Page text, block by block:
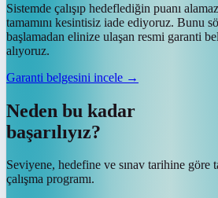
Sistemde çalışıp hedeflediğin puanı
tamamını kesintisiz iade ediyoruz. Bunu
başlamadan elinize ulaşan resmi garanti
alıyoruz.
Garanti belgesini incele →
Neden bu kadar
başarılıyız?
Seviyene, hedefine ve sınav tarihine göre
çalışma programı.